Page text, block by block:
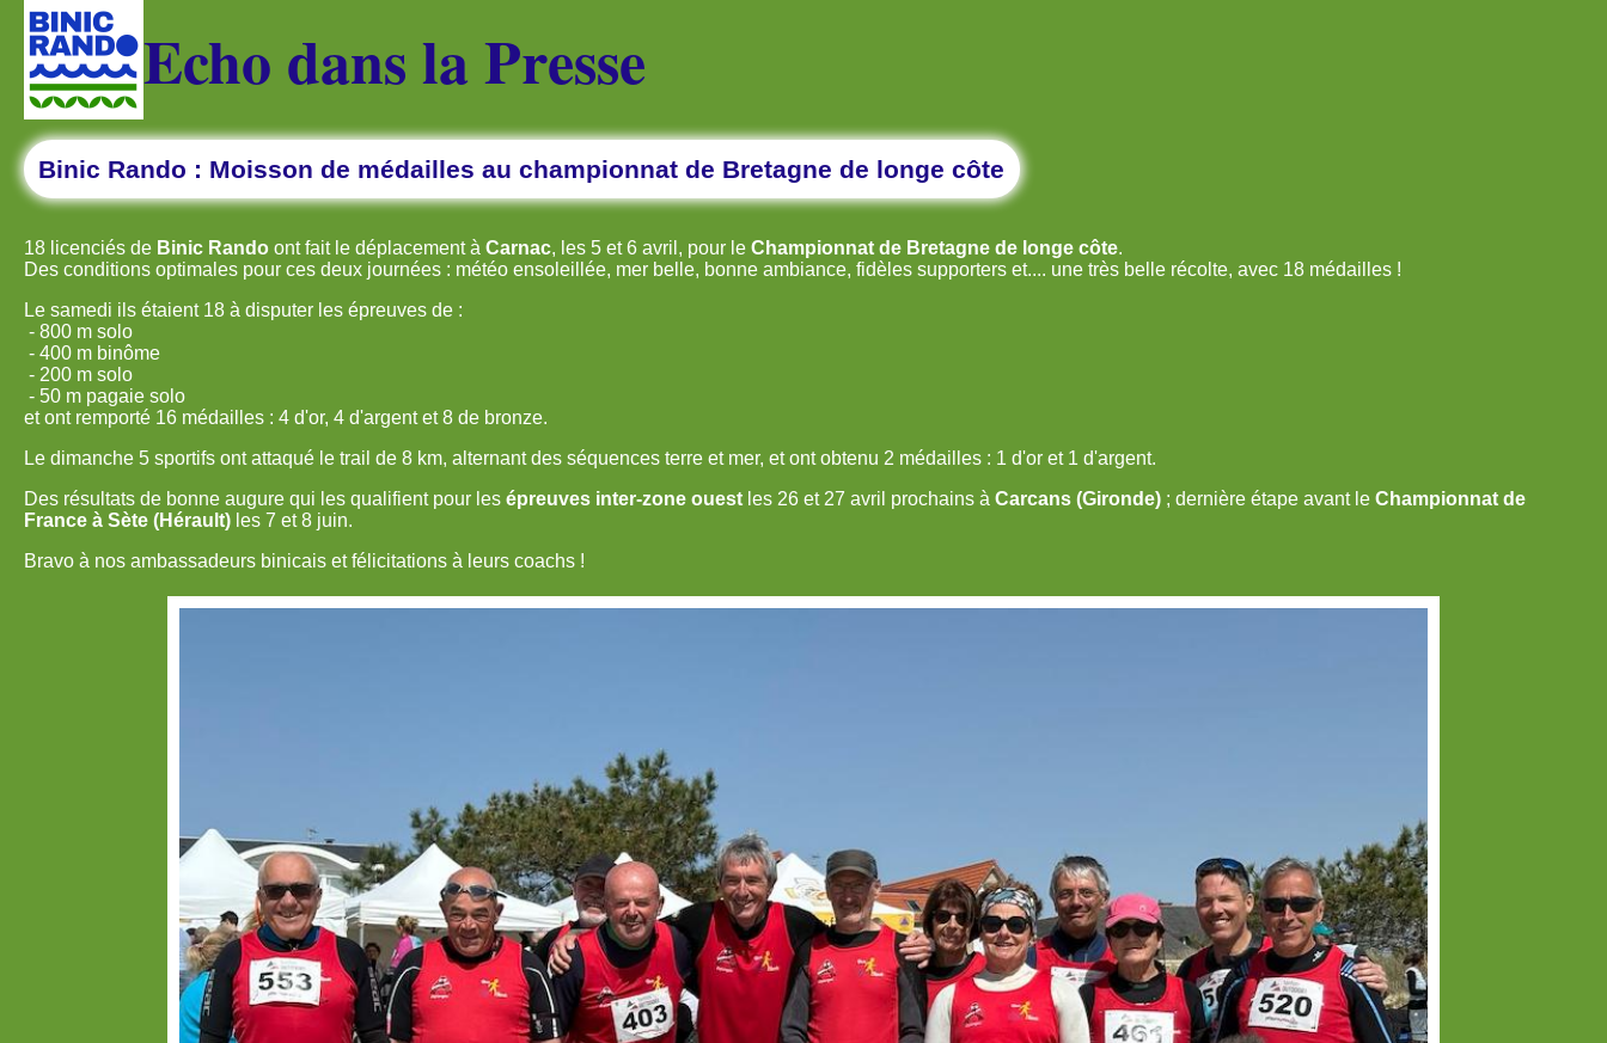
Echo dans la Presse
Binic Rando : Moisson de médailles au championnat de Bretagne de longe côte
18 licenciés de Binic Rando ont fait le déplacement à Carnac, les 5 et 6 avril, pour le Championnat de Bretagne de longe côte.
Des conditions optimales pour ces deux journées : météo ensoleillée, mer belle, bonne ambiance, fidèles supporters et.... une très belle récolte, avec 18 médailles !
Le samedi ils étaient 18 à disputer les épreuves de :
- 800 m solo
- 400 m binôme
- 200 m solo
- 50 m pagaie solo
et ont remporté 16 médailles : 4 d'or, 4 d'argent et 8 de bronze.
Le dimanche 5 sportifs ont attaqué le trail de 8 km, alternant des séquences terre et mer, et ont obtenu 2 médailles : 1 d'or et 1 d'argent.
Des résultats de bonne augure qui les qualifient pour les épreuves inter-zone ouest les 26 et 27 avril prochains à Carcans (Gironde) ; dernière étape avant le Championnat de
France à Sète (Hérault) les 7 et 8 juin.
Bravo à nos ambassadeurs binicais et félicitations à leurs coachs !